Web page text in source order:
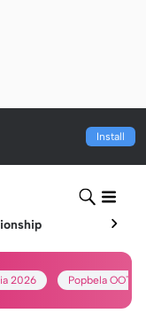
Install
2026 Popbela OOTD